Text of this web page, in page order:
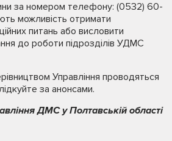
за номером телефону: (0532) 60-
можливість отримати
питань або висловити
до роботи підрозділів УДМС
Управління проводяться
за анонсами.
ДМС у Полтавській області